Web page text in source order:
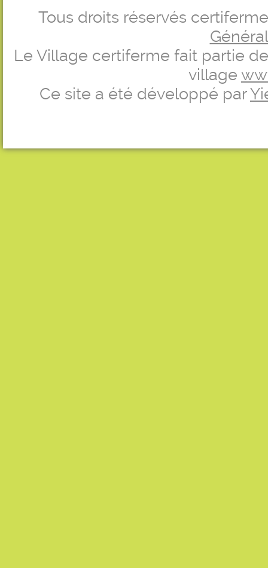
Tous droits réservés
Le Village certiferme fait partie
village
Ce site a été développé par